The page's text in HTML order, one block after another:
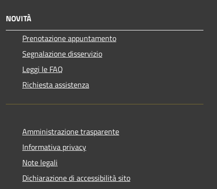
NOVITÀ
Prenotazione appuntamento
Segnalazione disservizio
Leggi le FAQ
Richiesta assistenza
Amministrazione trasparente
Informativa privacy
Note legali
Dichiarazione di accessibilità sito